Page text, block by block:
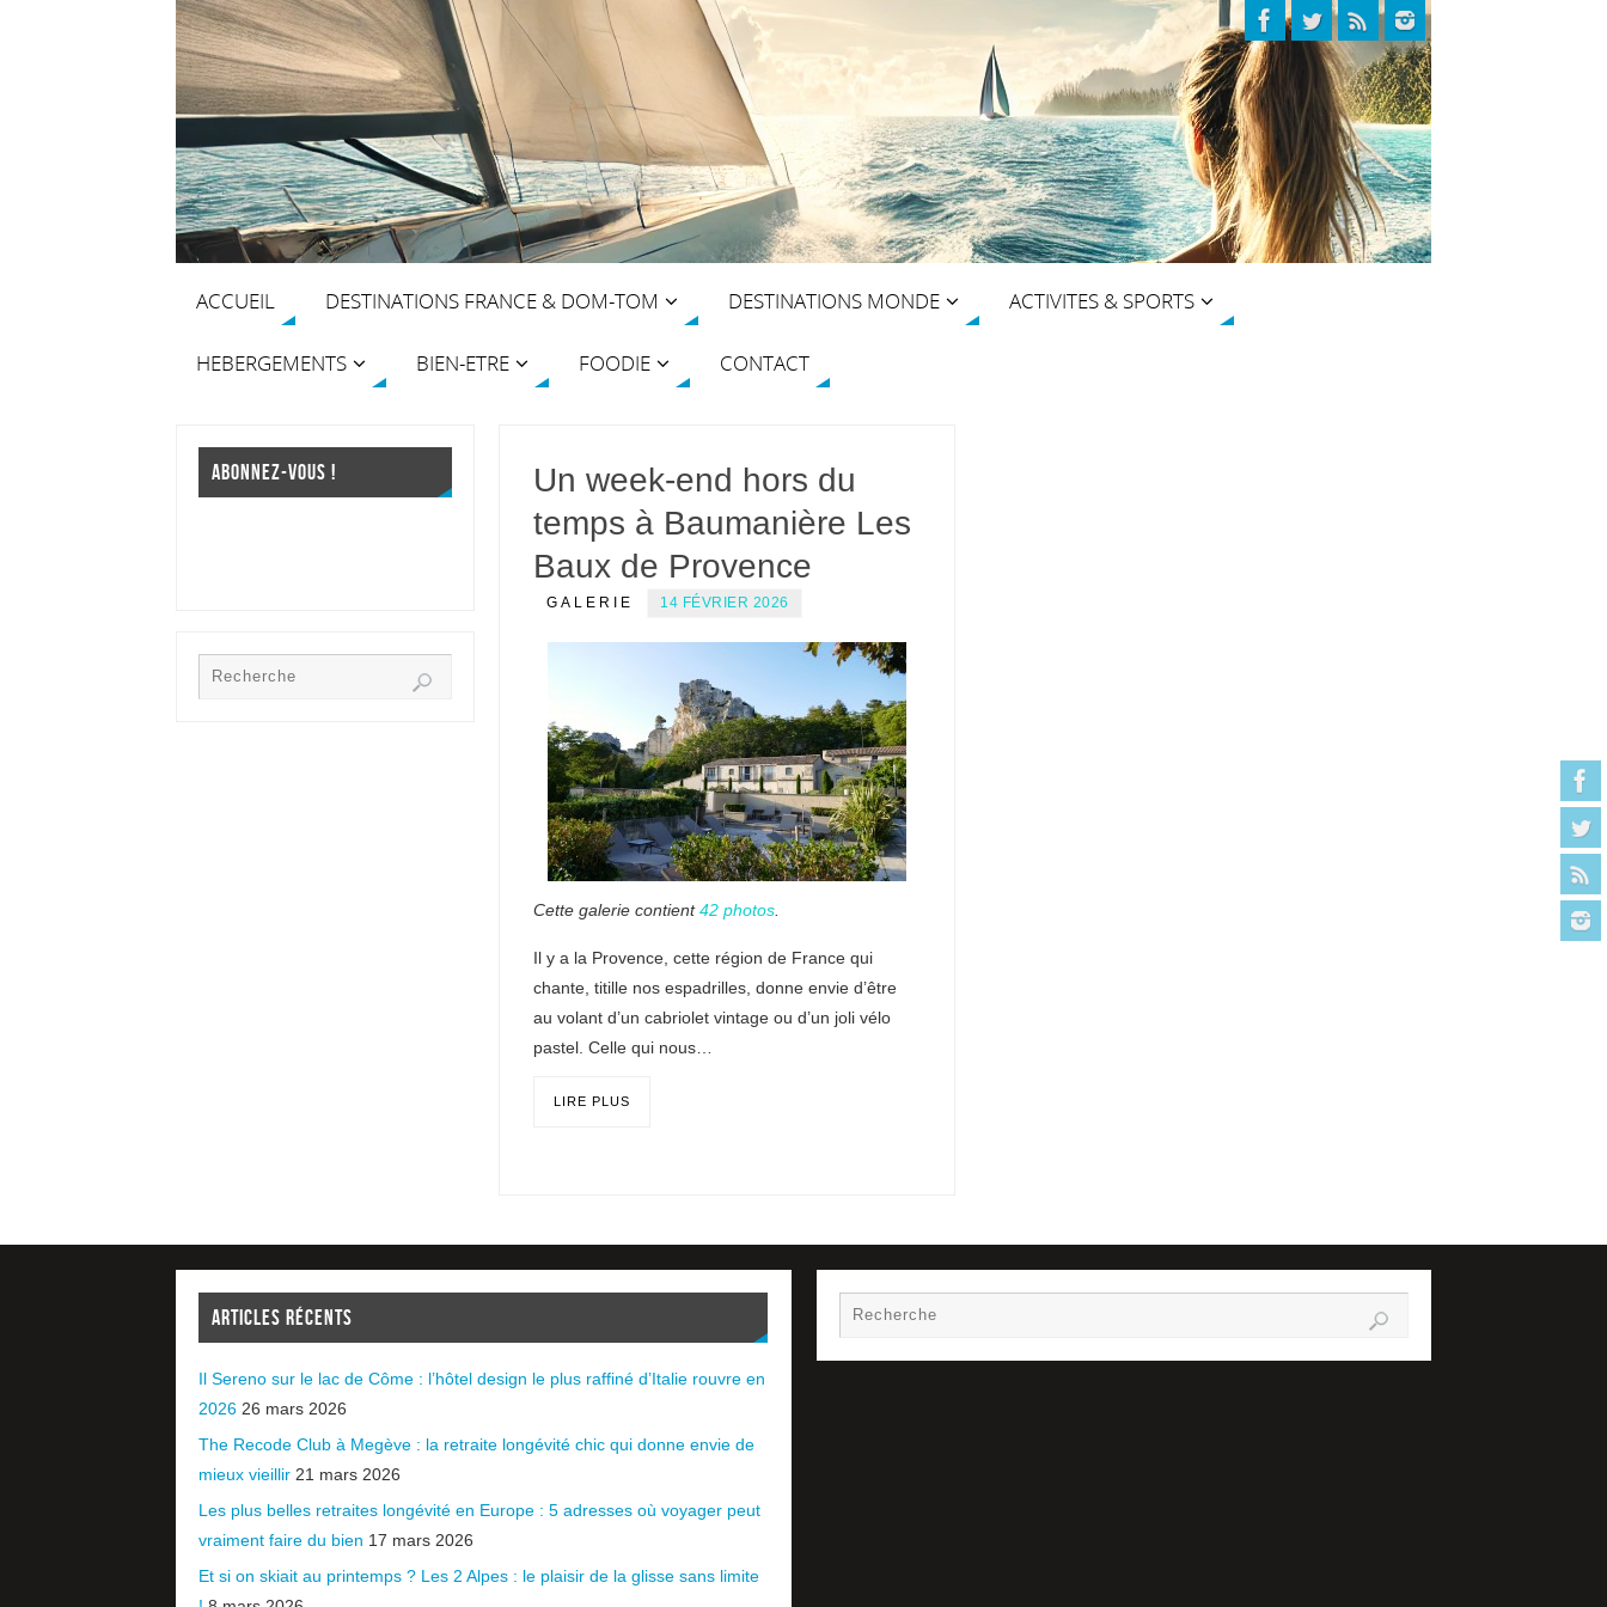
ACCUEIL DESTINATIONS FRANCE & DOM-TOM DESTINATIONS MONDE ACTIVITES & SPORTS
HEBERGEMENTS BIEN-ETRE FOODIE CONTACT
Un week-end hors du
temps à Baumanière Les
Baux de Provence
GALERIE 14 FÉVRIER 2026
Cette galerie contient42 photos
Il y a la Provence, cette région de France qui
chante, titille nos espadrilles, donne envie d’être
au volant d’un cabriolet vintage ou d’un joli vélo
pastel. Celle qui nous…
LIRE PLUS
ABONNEZ-VOUS !
ARTICLES RÉCENTS
Il Sereno sur le lac de Côme : l’hôtel design le plus raffiné d’Italie rouvre en
2026 26 mars 2026
The Recode Club à Megève : la retraite longévité chic qui donne envie de
mieux vieillir 21 mars 2026
Les plus belles retraites longévité en Europe : 5 adresses où voyager peut
vraiment faire du bien 17 mars 2026
Et si on skiait au printemps ? Les 2 Alpes : le plaisir de la glisse sans limite